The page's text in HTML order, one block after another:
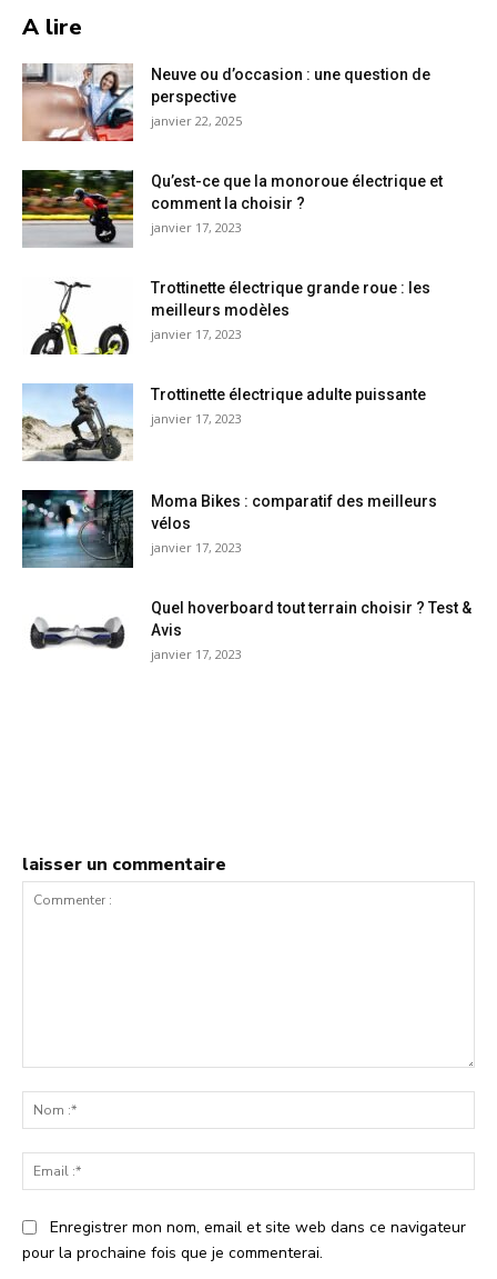
A lire
Neuve ou d’occasion : une question de
perspective
janvier 22, 2025
Qu’est-ce que la monoroue électrique et
comment la choisir ?
janvier 17, 2023
Trottinette électrique grande roue : les
meilleurs modèles
janvier 17, 2023
Trottinette électrique adulte puissante
janvier 17, 2023
Moma Bikes : comparatif des meilleurs
vélos
janvier 17, 2023
Quel hoverboard tout terrain choisir ? Test &
Avis
janvier 17, 2023
laisser un commentaire
:*
:*
Enregistrer mon nom, email et site web dans ce navigateur
pour la prochaine fois que je commenterai.